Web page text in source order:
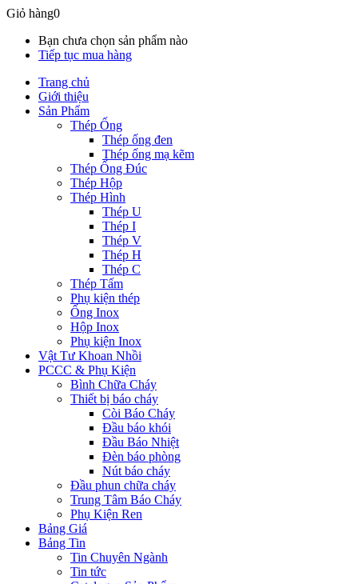
Giỏ hàng0
Bạn chưa chọn sản phẩm nào
Tiếp tục mua hàng
Trang chủ
Giới thiệu
Sản Phẩm
Thép Ống
Thép ống đen
Thép ống mạ kẽm
Thép Ống Đúc
Thép Hộp
Thép Hình
Thép U
Thép I
Thép V
Thép H
Thép C
Thép Tấm
Phụ kiện thép
Ống Inox
Hộp Inox
Phụ kiện Inox
Vật Tư Khoan Nhồi
PCCC & Phụ Kiện
Bình Chữa Cháy
Thiết bị báo cháy
Còi Báo Cháy
Đầu báo khói
Đầu Báo Nhiệt
Đèn báo phòng
Nút báo cháy
Đầu phun chữa cháy
Trung Tâm Báo Cháy
Phụ Kiện Ren
Bảng Giá
Bảng Tin
Tin Chuyên Ngành
Tin tức